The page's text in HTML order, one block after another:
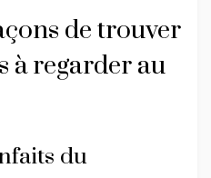
de trouver
à regarder au
du